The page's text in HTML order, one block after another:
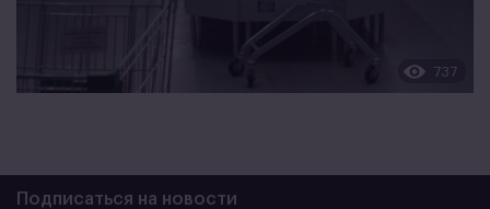
737
Подписаться на новости